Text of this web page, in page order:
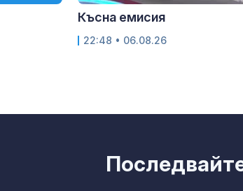
Късна емисия
22:48 • 06.08.26